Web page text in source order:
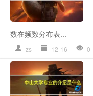
数在频数分布表...
zs 12-16 0